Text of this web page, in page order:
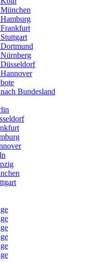
Bundesland